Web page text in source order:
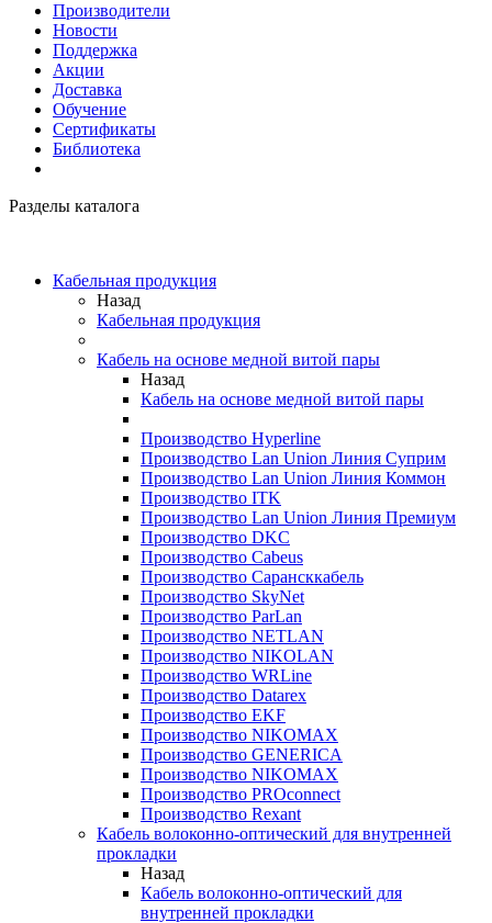
Производители
Новости
Поддержка
Акции
Доставка
Обучение
Сертификаты
Библиотека
Разделы каталога
Кабельная продукция
Назад
Кабельная продукция
Кабель на основе медной витой пары
Назад
Кабель на основе медной витой пары
Производство Hyperline
Производство Lan Union Линия Суприм
Производство Lan Union Линия Коммон
Производство ITK
Производство Lan Union Линия Премиум
Производство DKC
Производство Cabeus
Производство Сарансккабель
Производство SkyNet
Производство ParLan
Производство NETLAN
Производство NIKOLAN
Производство WRLine
Производство Datarex
Производство EKF
Производство NIKOMAX
Производство GENERICA
Производство NIKOMAX
Производство PROconnect
Производство Rexant
Кабель волоконно-оптический для внутренней
прокладки
Назад
Кабель волоконно-оптический для
внутренней прокладки